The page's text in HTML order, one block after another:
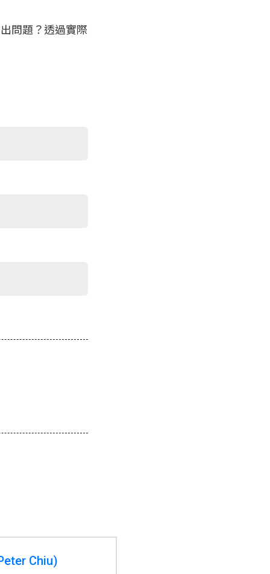
問題？透過實際
Chiu)